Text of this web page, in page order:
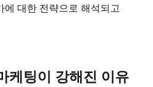
에 대한 전략으로 해석되고
케팅이 강해진 이유